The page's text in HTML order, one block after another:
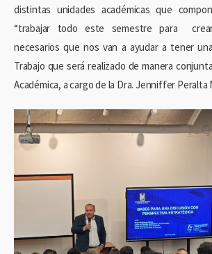
distintas unidades académicas que
“trabajar todo este semestre para
necesarios que nos van a ayudar a tener
Trabajo que será realizado de manera
Académica, a cargo de la Dra. Jenniffer Peralta